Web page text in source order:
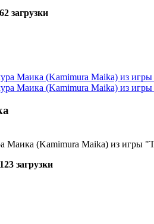
62 загрузки
Маика (Kamimura Maika) из игры
123 загрузки